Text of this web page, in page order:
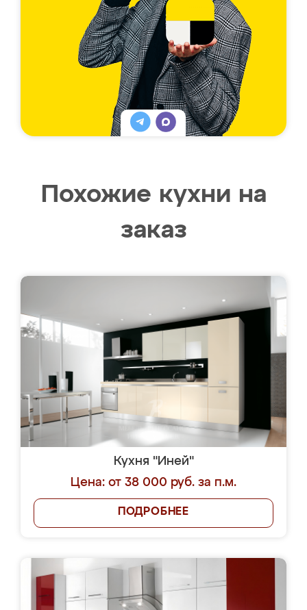
Похожие кухни на
заказ
Кухня "Иней"
Цена: от 38 000 руб. за п.м.
ПОДРОБНЕЕ